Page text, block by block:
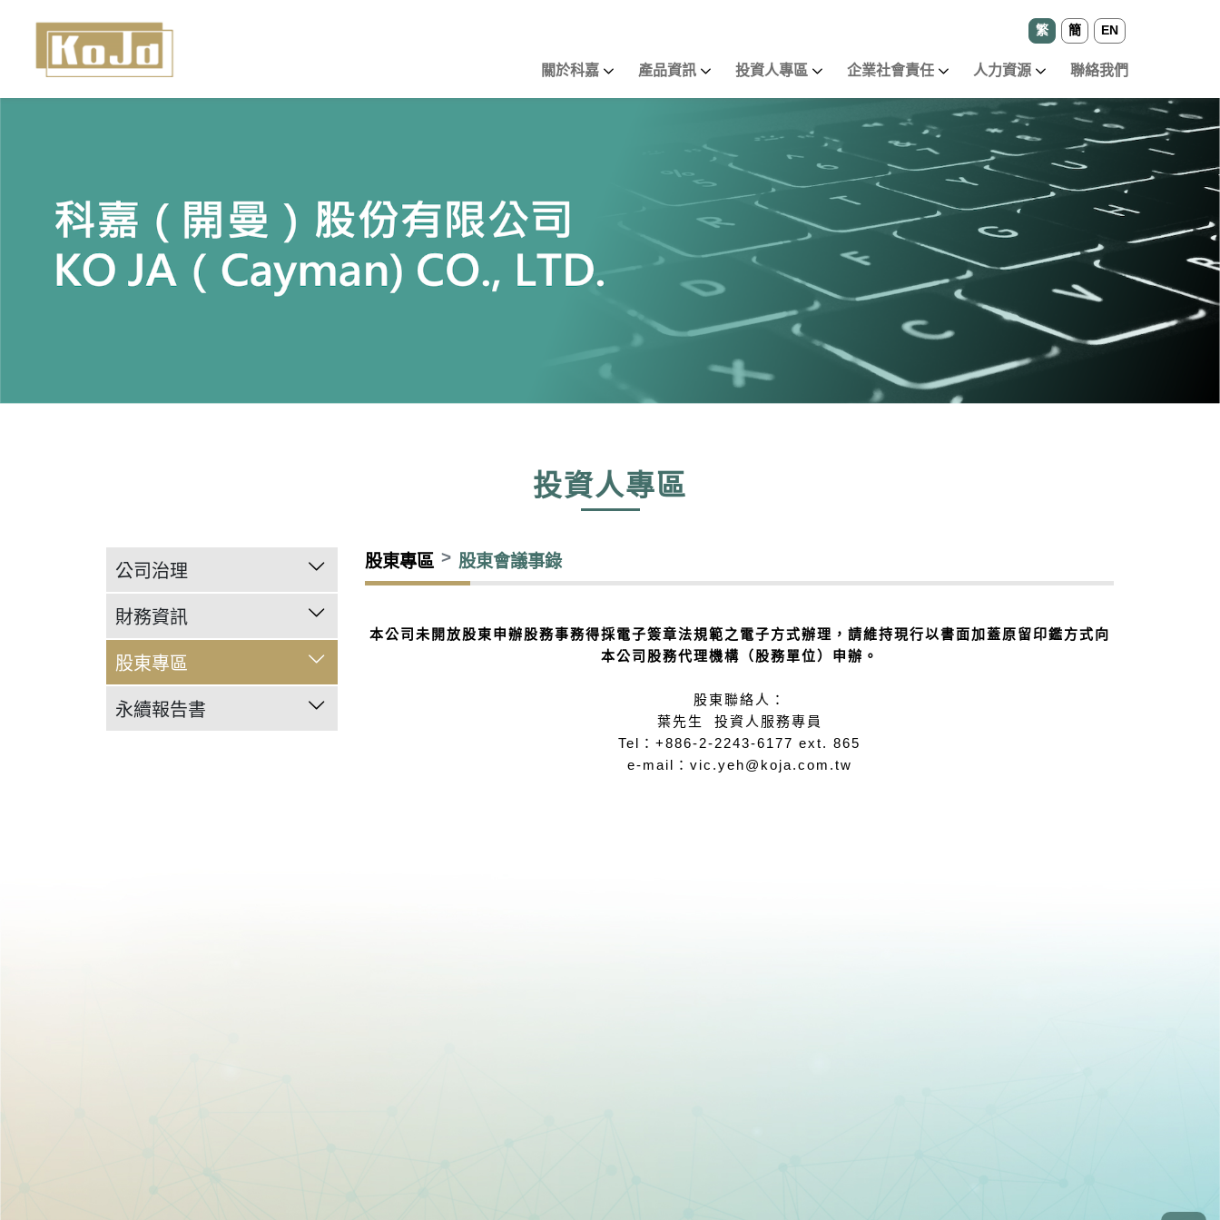
繁 簡 EN
關於科嘉 產品資訊 投資人專區 企業社會責任 人力資源 聯絡我們
投資人專區
公司治理
董事會
董事會重要決議
重要內部規範
財務資訊
月營收
每季合併財務報告
股東專區
股東會議事錄
永續報告書
股東專區 股東會議事錄
本公司未開放股東申辦股務事務得採電子簽章法規範之電子方式辦理，請維持現行以書面加蓋原留印鑑方式向
本公司股務代理機構（股務單位）申辦。
股東聯絡人：
葉先生 投資人服務專員
Tel：+886-2-2243-6177 ext. 865
e-mail： vic.yeh@koja.com.tw